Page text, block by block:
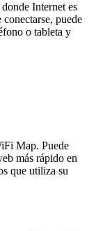
Internet es
puede
o tableta y
Map. Puede
más rápido en
que utiliza su